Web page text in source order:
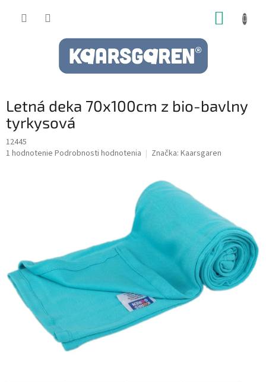
Letná deka 70x100cm z bio-bavlny
tyrkysová
12445
Priemerné
1 hodnotenie Podrobnosti hodnotenia Značka: Kaarsgaren